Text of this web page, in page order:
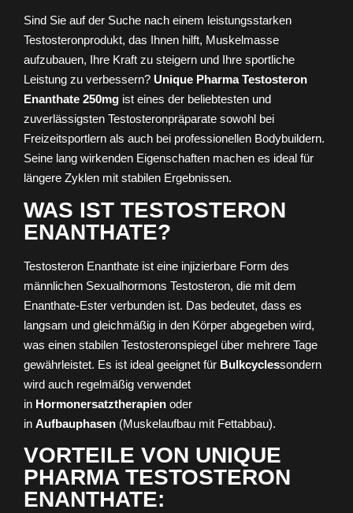
Sind Sie auf der Suche nach einem leistungsstarken
Testosteronprodukt, das Ihnen hilft, Muskelmasse
aufzubauen, Ihre Kraft zu steigern und Ihre sportliche
Leistung zu verbessern? Unique Pharma Testosteron
Enanthate 250mg ist eines der beliebtesten und
zuverlässigsten Testosteronpräparate sowohl bei
Freizeitsportlern als auch bei professionellen Bodybuildern.
Seine lang wirkenden Eigenschaften machen es ideal für
längere Zyklen mit stabilen Ergebnissen.
WAS IST TESTOSTERON
ENANTHATE?
Testosteron Enanthate ist eine injizierbare Form des
männlichen Sexualhormons Testosteron, die mit dem
Enanthate-Ester verbunden ist. Das bedeutet, dass es
langsam und gleichmäßig in den Körper abgegeben wird,
was einen stabilen Testosteronspiegel über mehrere Tage
gewährleistet. Es ist ideal geeignet für Bulkcyclessondern
wird auch regelmäßig verwendet
in Hormonersatztherapien oder
in Aufbauphasen (Muskelaufbau mit Fettabbau).
VORTEILE VON UNIQUE
PHARMA TESTOSTERON
ENANTHATE: